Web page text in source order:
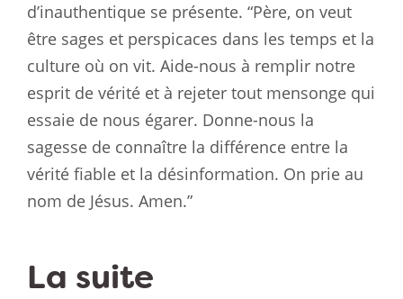
d’inauthentique se présente. “Père, on veut
être sages et perspicaces dans les temps et la
culture où on vit. Aide-nous à remplir notre
esprit de vérité et à rejeter tout mensonge qui
essaie de nous égarer. Donne-nous la
sagesse de connaître la différence entre la
vérité fiable et la désinformation. On prie au
nom de Jésus. Amen.”
La suite